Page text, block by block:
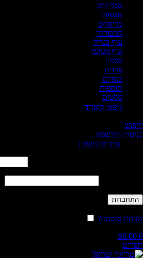
סטייקים
אסאדו
בריסקט
המבורגר
עוף בגריל
עוף מעושן
סלמון
פרגית
כנפיים
תוספות
סלטים
גיפט קארד
חיפוש
כניסה / הרשמה
פתיחת חשבון
התחברות
שכחת סיסמה?
0
₪0.00
תפריט